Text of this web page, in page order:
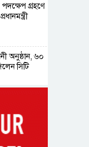
গ্রহণে
অনুষ্ঠান, ৬০
সিটি